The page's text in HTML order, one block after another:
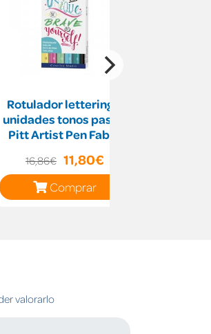
Rotulador lettering 6
unidades tonos pastel
Pitt Artist Pen Faber
16,86€ 11,80€
Comprar
valorarlo